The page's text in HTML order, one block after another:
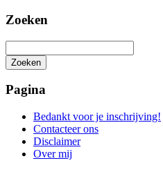
Zoeken
Zoeken
zoeken
Pagina
Bedankt voor je inschrijving!
Contacteer ons
Disclaimer
Over mij